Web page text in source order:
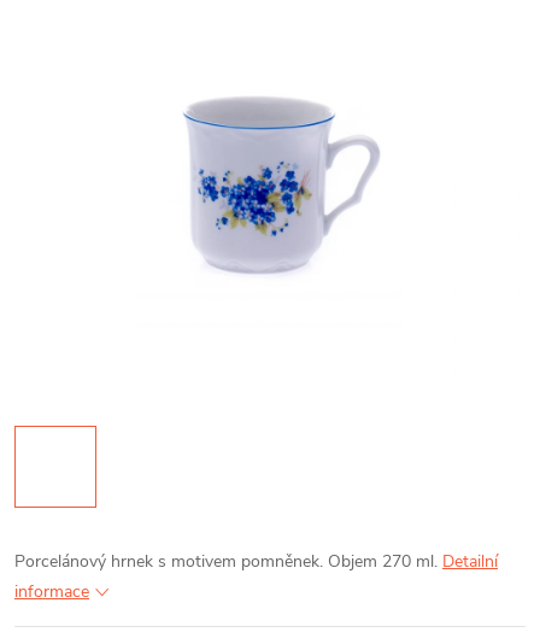
Porcelánový hrnek s motivem pomněnek. Objem 270 ml. Detailní
informace